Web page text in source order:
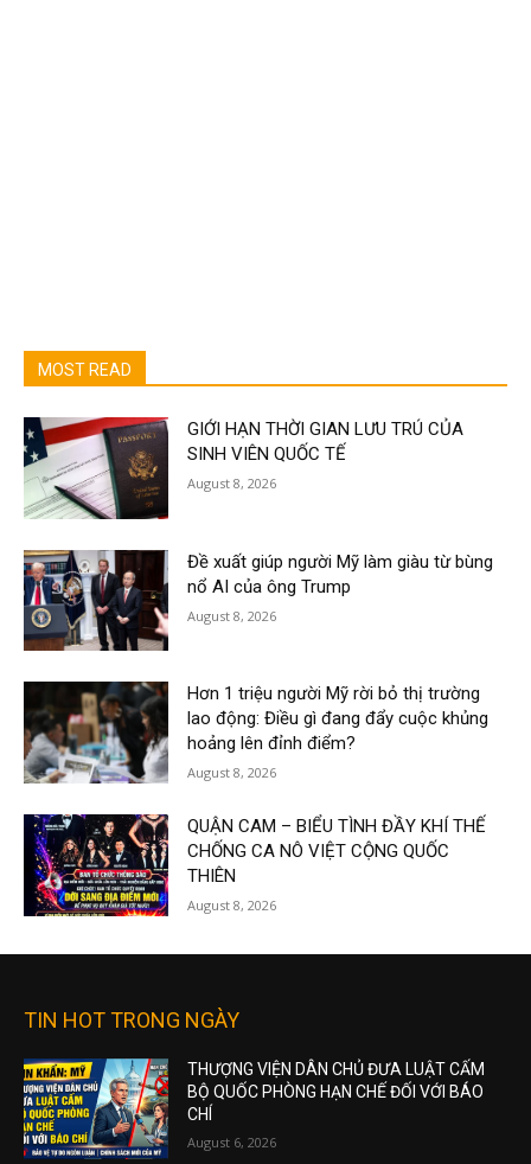
MOST READ
GIỚI HẠN THỜI GIAN LƯU TRÚ CỦA
SINH VIÊN QUỐC TẾ
August 8, 2026
Đề xuất giúp người Mỹ làm giàu từ bùng
nổ AI của ông Trump
August 8, 2026
Hơn 1 triệu người Mỹ rời bỏ thị trường
lao động: Điều gì đang đẩy cuộc khủng
hoảng lên đỉnh điểm?
August 8, 2026
QUẬN CAM – BIỂU TÌNH ĐẦY KHÍ THẾ
CHỐNG CA NÔ VIỆT CỘNG QUỐC
THIÊN
August 8, 2026
TIN HOT TRONG NGÀY
THƯỢNG VIỆN DÂN CHỦ ĐƯA LUẬT CẤM
BỘ QUỐC PHÒNG HẠN CHẾ ĐỐI VỚI BÁO
CHÍ
August 6, 2026